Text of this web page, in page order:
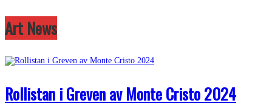
Art News
Rollistan i Greven av Monte Cristo 2024